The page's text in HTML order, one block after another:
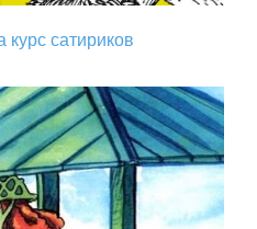
курс сатириков